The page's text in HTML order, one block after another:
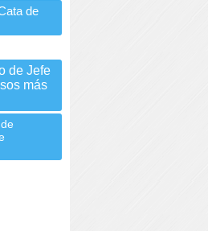
de
de Jefe
más